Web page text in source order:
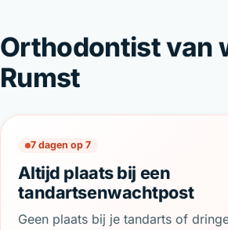
Orthodontist van
Rumst
7 dagen op 7
Altijd plaats bij een
tandartsenwachtpost
Geen plaats bij je tandarts of